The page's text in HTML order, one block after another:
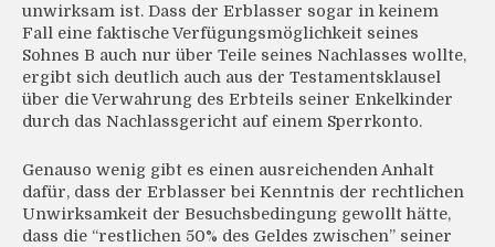
unwirksam ist. Dass der Erblasser sogar in keinem
Fall eine faktische Verfügungsmöglichkeit seines
Sohnes B auch nur über Teile seines Nachlasses wollte,
ergibt sich deutlich auch aus der Testamentsklausel
über die Verwahrung des Erbteils seiner Enkelkinder
durch das Nachlassgericht auf einem Sperrkonto.
Genauso wenig gibt es einen ausreichenden Anhalt
dafür, dass der Erblasser bei Kenntnis der rechtlichen
Unwirksamkeit der Besuchsbedingung gewollt hätte,
dass die “restlichen 50% des Geldes zwischen” seiner